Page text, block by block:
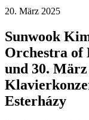
20. März 2025
Sunwook
Orchestra of
und 30. März
Esterházy